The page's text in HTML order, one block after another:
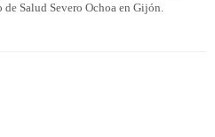
Salud Severo Ochoa en Gijón.